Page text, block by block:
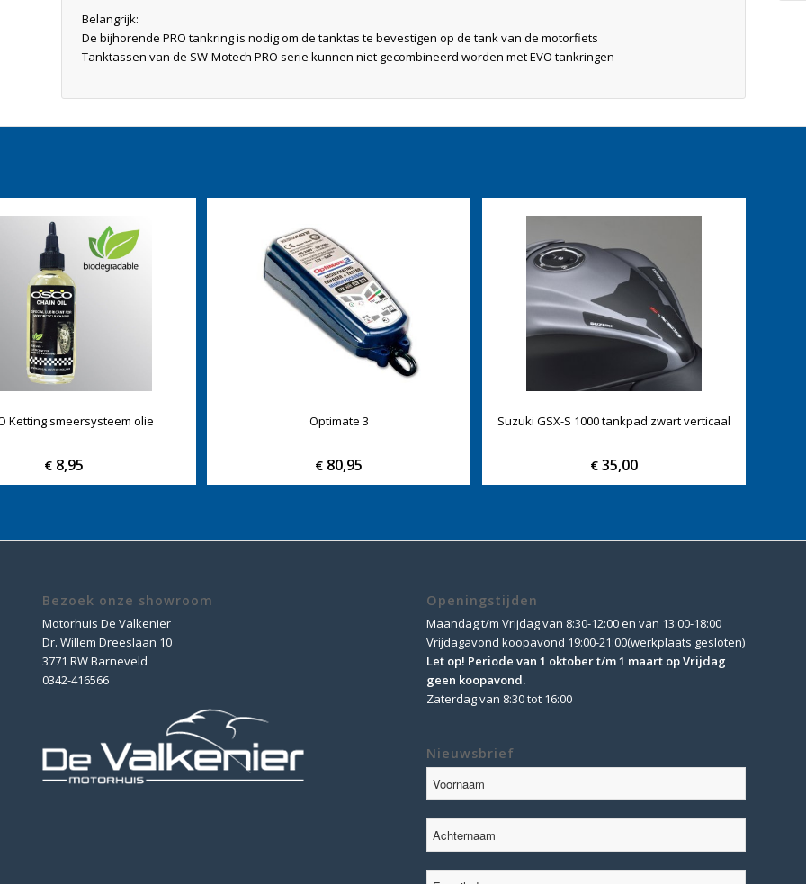
Belangrijk:
De bijhorende PRO tankring is nodig om de tanktas te bevestigen op de tank van de motorfiets
Tanktassen van de SW-Motech PRO serie kunnen niet gecombineerd worden met EVO tankringen
Ketting smeersysteem olie
€ 8,95
Optimate 3
€ 80,95
Suzuki GSX-S 1000 tankpad zwart verticaal
€35,00
Bezoek onze showroom
Motorhuis De Valkenier
Dr. Willem Dreeslaan 10
3771 RW Barneveld
0342-416566
Openingstijden
Maandag t/m Vrijdag van 8:30-12:00 en van 13:00-18:00
Vrijdagavond koopavond 19:00-21:00(werkplaats gesloten)
Let op! Periode van 1 oktober t/m 1 maart op Vrijdag
geen koopavond.
Zaterdag van 8:30 tot 16:00
Nieuwsbrief